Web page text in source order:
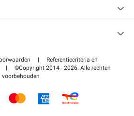
|
Referentiecriteria en
|
©Copyright 2014 - 2026. Alle rechten
voorbehouden